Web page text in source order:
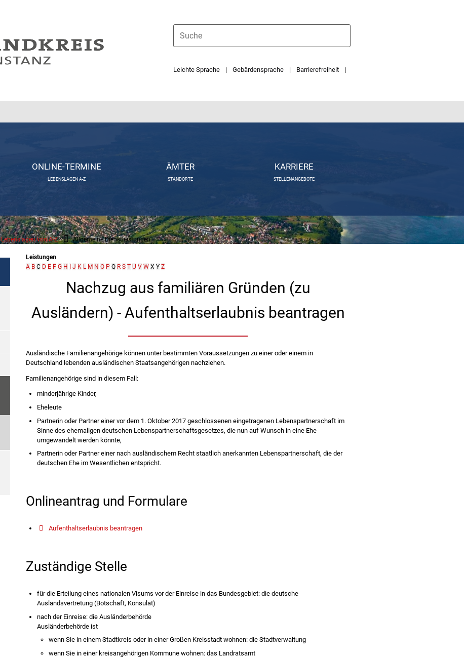
Leichte Sprache Gebärdensprache Barrierefreiheit
ONLINE-TERMINE
LEBENSLAGEN A-Z
ÄMTER
STANDORTE
KARRIERE
STELLENANGEBOTE
Lebenslagen von A-Z Allgemeine Dienstleistungen
Leistungen
A B C D E F G H I J K L M N O P Q R S T U V W X Y Z
Nachzug aus familiären Gründen (zu
Ausländern) - Aufenthaltserlaubnis beantragen
Ausländische Familienangehörige können unter bestimmten Voraussetzungen zu einer oder einem in
Deutschland lebenden ausländischen Staatsangehörigen nachziehen.
Familienangehörige sind in diesem Fall:
minderjährige Kinder,
Eheleute
Partnerin oder Partner einer vor dem 1. Oktober 2017 geschlossenen eingetragenen Lebenspartnerschaft im
Sinne des ehemaligen deutschen Lebenspartnerschaftsgesetzes, die nun auf Wunsch in eine Ehe
umgewandelt werden könnte,
Partnerin oder Partner einer nach ausländischem Recht staatlich anerkannten Lebenspartnerschaft, die der
deutschen Ehe im Wesentlichen entspricht.
Onlineantrag und Formulare
Aufenthaltserlaubnis beantragen
Zuständige Stelle
für die Erteilung eines nationalen Visums vor der Einreise in das Bundesgebiet: die deutsche
Auslandsvertretung (Botschaft, Konsulat)
nach der Einreise: die Ausländerbehörde
Ausländerbehörde ist
wenn Sie in einem Stadtkreis oder in einer Großen Kreisstadt wohnen: die Stadtverwaltung
wenn Sie in einer kreisangehörigen Kommune wohnen: das Landratsamt